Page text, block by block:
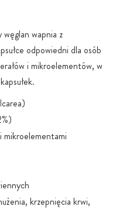
wapnia z
odpowiedni dla osób
i mikroelementów, w
mikroelementami
krzepnięcia krwi,